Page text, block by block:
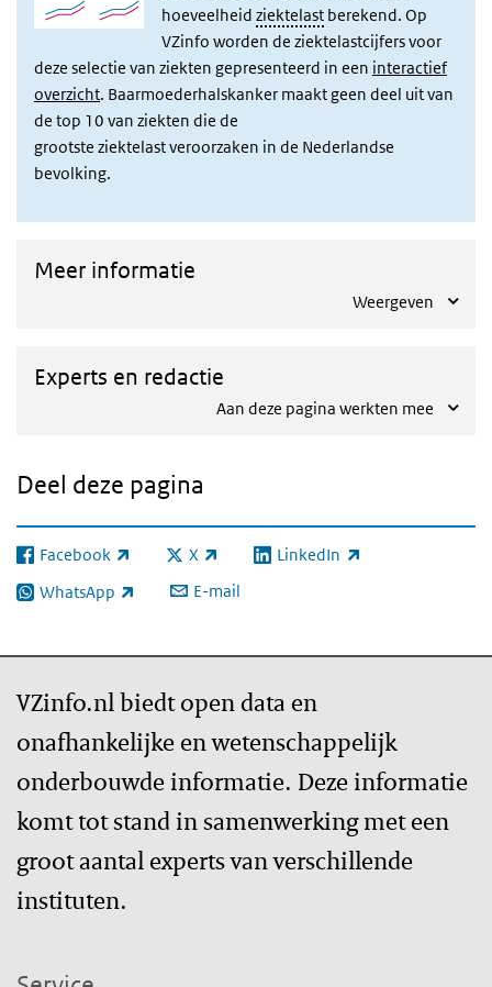
hoeveelheid ziektelast berekend. Op
VZinfo worden de ziektelastcijfers voor
deze selectie van ziekten gepresenteerd in een interactief
overzicht. Baarmoederhalskanker maakt geen deel uit van
de top 10 van ziekten die de
grootste ziektelast veroorzaken in de Nederlandse
bevolking.
Meer informatie
Weergeven
Experts en redactie
Aan deze pagina werkten mee
Deel deze pagina
Facebook
(externe link) X
(externe link) LinkedIn
(externe link)
WhatsApp
(externe link) E-mail
VZinfo.nl biedt open data en
onafhankelijke en wetenschappelijk
onderbouwde informatie. Deze informatie
komt tot stand in samenwerking met een
groot aantal experts van verschillende
instituten.